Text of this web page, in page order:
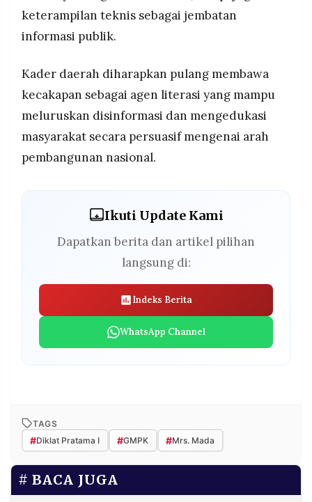
keterampilan teknis sebagai jembatan
informasi publik.
Kader daerah diharapkan pulang membawa
kecakapan sebagai agen literasi yang mampu
meluruskan disinformasi dan mengedukasi
masyarakat secara persuasif mengenai arah
pembangunan nasional.
Ikuti Update Kami
Dapatkan berita dan artikel pilihan
langsung di:
Indeks Berita
WhatsApp Channel
TAGS
#Diklat Pratama I #GMPK #Mrs. Mada
BACA JUGA